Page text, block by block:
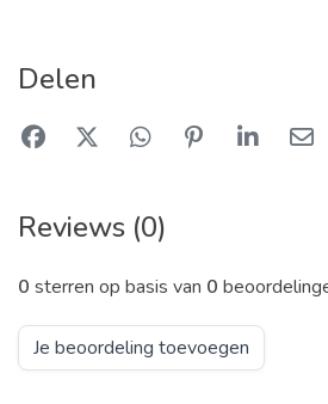
Delen
Reviews (0)
0 sterren op basis van 0
Je beoordeling toevoegen